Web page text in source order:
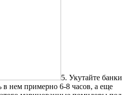
5. Укутайте банки
в нем примерно 6-8 часов, а еще